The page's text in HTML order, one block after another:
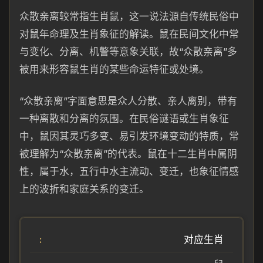
众散亲离较常指生肖鼠，这一说法源自传统民俗中
对鼠年命理及生肖象征的解读。鼠在民间文化中常
与变化、分离、机警等意象关联，故“众散亲离”多
被用来形容鼠生肖的某些命运特征或处境。
“众散亲离”字面意思是众人分散、亲人离别，带有
一种离散和分离的氛围。在民俗谜语或生肖象征
中，鼠因其灵巧多变、易引发环境变动的特质，常
被理解为“众散亲离”的代表。鼠在十二生肖中属阴
性，属于水，五行中水主流动、变迁，也象征情感
上的波折和家庭关系的变迁。
对应生肖